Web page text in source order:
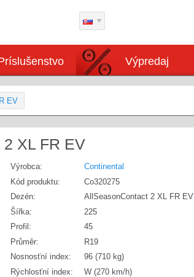
Výpredaj
EV
2 XL FR EV
Výrobca:
Continental
Kód produktu:
Co320275
Dezén:
AllSeasonContact 2 XL FR EV
Šířka:
225
Profil:
45
Průměr:
R19
Nosnosťní index:
96 (710 kg)
Rýchlosťní index:
W (270 km/h)